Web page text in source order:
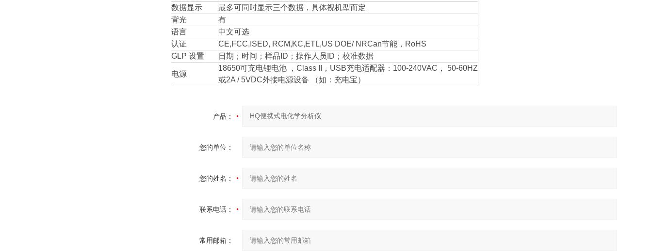
数据显示
最多可同时显示三个数据，具体视机型而定
背光
有
语言
中文可选
认证
CE,FCC,ISED, RCM,KC,ETL,US DOE/ NRCan节能，RoHS
GLP 设置
日期；时间；样品ID；操作人员ID；校准数据
电源
18650可充电锂电池 ，Class II，USB充电适配器：100-240VAC， 50-60HZ
或2A / 5VDC外接电源设备 （如：充电宝）
产品：
您的单位：
您的姓名：
联系电话：
常用邮箱：